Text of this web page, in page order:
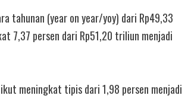
tahunan (year on year/yoy) dari Rp49,33
7,37 persen dari Rp51,20 triliun menjadi
meningkat tipis dari 1,98 persen menjadi